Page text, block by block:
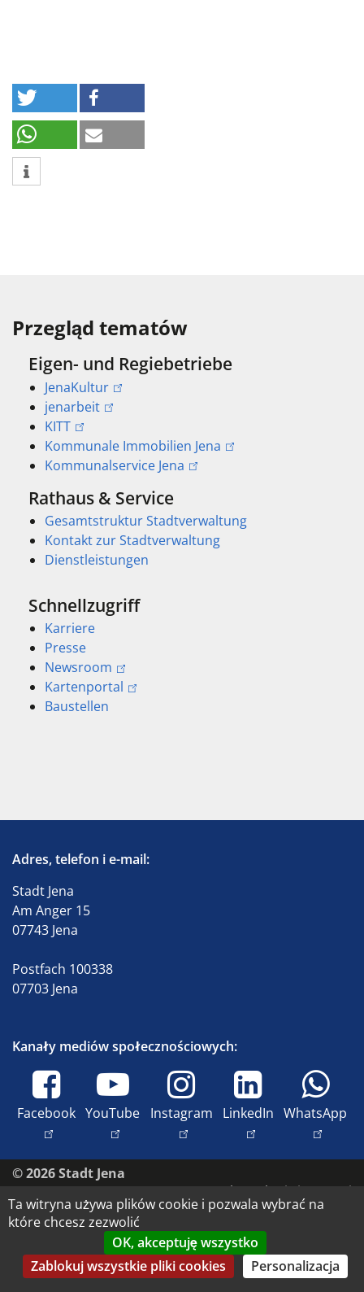
Przegląd tematów
Eigen- und Regiebetriebe
JenaKultur
jenarbeit
KITT
Kommunale Immobilien Jena
Kommunalservice Jena
Rathaus & Service
Gesamtstruktur Stadtverwaltung
Kontakt zur Stadtverwaltung
Dienstleistungen
Schnellzugriff
Karriere
Presse
Newsroom
Kartenportal
Baustellen
Adres, telefon i e-mail:
Stadt Jena
Am Anger 15
07743 Jena
Postfach 100338
07703 Jena
Kanały mediów społecznościowych:
Facebook YouTube Instagram LinkedIn WhatsApp
© 2026 Stadt Jena
Skontaktuj się z nami
Nadruk
Dostępność
Ochrona danych
Prawa do wizerunku i prawa autorskie
Ta witryna używa plików cookie i pozwala wybrać na
które chcesz zezwolić
OK, akceptuję wszystko
Zablokuj wszystkie pliki cookies
Personalizacja